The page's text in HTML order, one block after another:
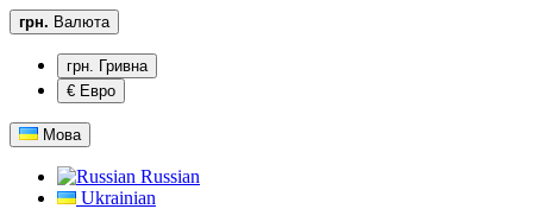
грн. Валюта
грн. Гривна
€ Евро
Мова
Russian
Ukrainian